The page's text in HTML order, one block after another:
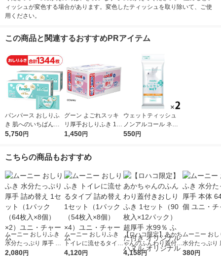
ィッシュが変色する場合があります。変色したティッシュを取り除いて、ご使
用ください。
この商品と関連するおすすめPRアイテム
パンパース おしりふ
き 肌へのいちばん（5
6枚×12個）2ケース P
5,750円
グーン よごれスッキ
リ厚手おしりふき 1ケ
ース（60枚×12パック
1,450円
ウェットティッシュ
ノンアルコール ネピ
ア おしりセレブ ウェ
550円
こちらの商品もおすすめ
ムーニー おしりふき
水分たっぷり 厚手 詰
め替え 1セット（1パ
2,080円
ムーニー おしりふき
トイレに流せるタイプ
詰め替え 1セット（1
4,120円
【ロハコ限定】あかち
ゃんのふんわり蓋付き
おしりふき 1セット
4,158円
ムーニー おし
水分たっぷり
体 64枚入 1個
380円